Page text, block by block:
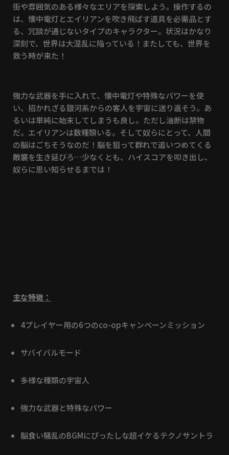
街や雰囲気のある様々なエリアを探索しよう。操作するの
は、懐中電灯とエイリアンを吹き飛ばす道具を必需品とす
る、冗談が通じないタイプのキャラクター。状況はかなり
深刻で、世界は大混乱に陥っている！またしても、世界を
救う時が来た！
強力な武器を手に入れて、懐中電灯や特殊なパワーを使
い、招かれざる銀河系からの客人を宇宙に送り返そう。あ
るいは単純に始末してしまうも良し。ただし油断は禁物
だ。エイリアンは数種類いる。そして奴らにとって、人間
の脳はごちそうなのだ！脳を狙って群れで追いつめてくる
敵襲を生き延びろ…少なくとも、ハイスコアを叩き出し、
奴らに思い知らせるまでは！
主な特徴：
4プレイヤー用の6つのco-opキャンペーンミッション
サバイバルモード
多様な種類の宇宙人
強力な武器と特殊なパワー
脳食い騒乱のBGMにぴったしな超イケるテクノサントラ